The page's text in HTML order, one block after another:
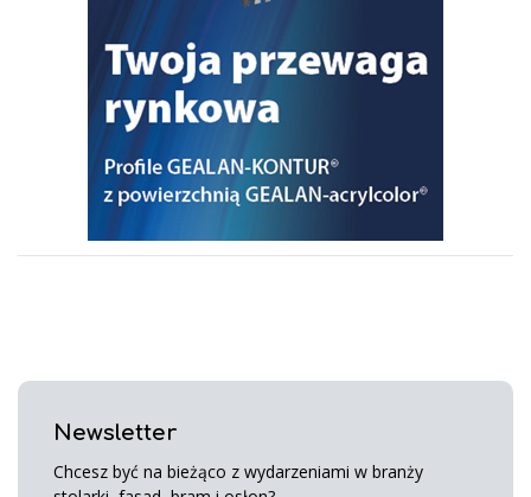
Newsletter
Chcesz być na bieżąco z wydarzeniami w branży